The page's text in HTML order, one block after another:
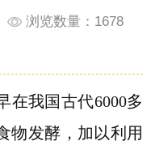
浏览数量： 1678
在我国古代6000多
物发酵，加以利用